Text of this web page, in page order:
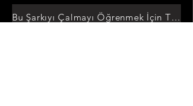
Bu Şarkıyı Çalmayı Öğrenmek İçin Tıklayın